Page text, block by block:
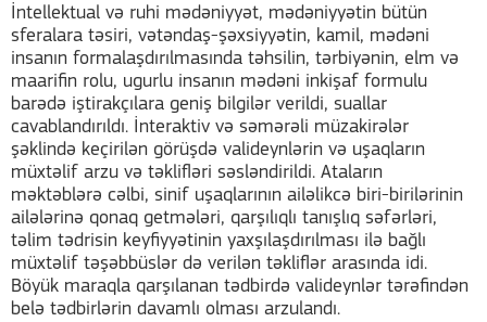
İntellektual və ruhi mədəniyyət, mədəniyyətin bütün
sferalara təsiri, vətəndaş-şəxsiyyətin, kamil, mədəni
insanın formalaşdırılmasında təhsilin, tərbiyənin, elm və
maarifin rolu, ugurlu insanın mədəni inkişaf formulu
barədə iştirakçılara geniş bilgilər verildi, suallar
cavablandırıldı. İnteraktiv və səmərəli müzakirələr
şəklində keçirilən görüşdə valideynlərin və uşaqların
müxtəlif arzu və təklifləri səsləndirildi. Ataların
məktəblərə cəlbi, sinif uşaqlarının ailəlikcə biri-birilərinin
ailələrinə qonaq getmələri, qarşılıqlı tanışlıq səfərləri,
təlim tədrisin keyfiyyətinin yaxşılaşdırılması ilə bağlı
müxtəlif təşəbbüslər də verilən təkliflər arasında idi.
Böyük maraqla qarşılanan tədbirdə valideynlər tərəfindən
belə tədbirlərin davamlı olması arzulandı.